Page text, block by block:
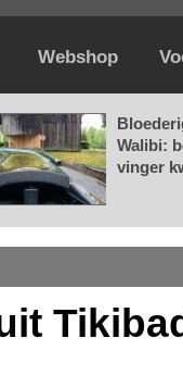
Webshop
Walibi:
vinger